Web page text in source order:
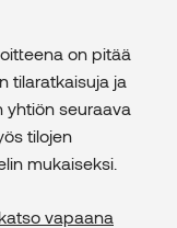
on pitää
tilaratkaisuja ja
yhtiön seuraava
tilojen
mukaiseksi.
vapaana